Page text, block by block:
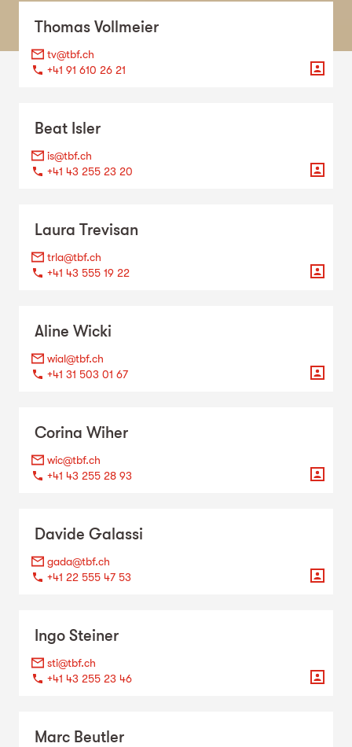
Thomas Vollmeier
tv@tbf.ch
+41 91 610 26 21
Beat Isler
is@tbf.ch
+41 43 255 23 20
Laura Trevisan
trla@tbf.ch
+41 43 555 19 22
Aline Wicki
wial@tbf.ch
+41 31 503 01 67
Corina Wiher
wic@tbf.ch
+41 43 255 28 93
Davide Galassi
gada@tbf.ch
+41 22 555 47 53
Ingo Steiner
sti@tbf.ch
+41 43 255 23 46
Marc Beutler